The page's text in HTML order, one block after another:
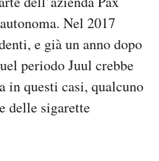
Nel 2017
e già un anno dopo
periodo Juul crebbe
in questi casi, qualcuno
delle sigarette